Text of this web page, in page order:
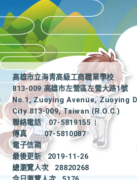
高雄市立海青高級工商職業學校
813-009 高雄市左營區左營大路1號
No.1, Zuoying Avenue, Zuoying
City 813-009, Taiwan (R.O.C.)
聯絡電話
07-5819155
|
傳真
07-5810087
電子信箱
最後更新
2019-11-26
總瀏覽人次
28820268